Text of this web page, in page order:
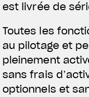
est livrée de
Toutes les
au pilotage et
pleinement
sans frais
optionnels et